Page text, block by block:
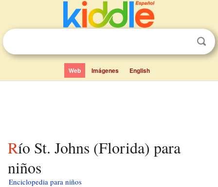
Web Imágenes English
Río St. Johns (Florida) para
niños
Enciclopedia para niños